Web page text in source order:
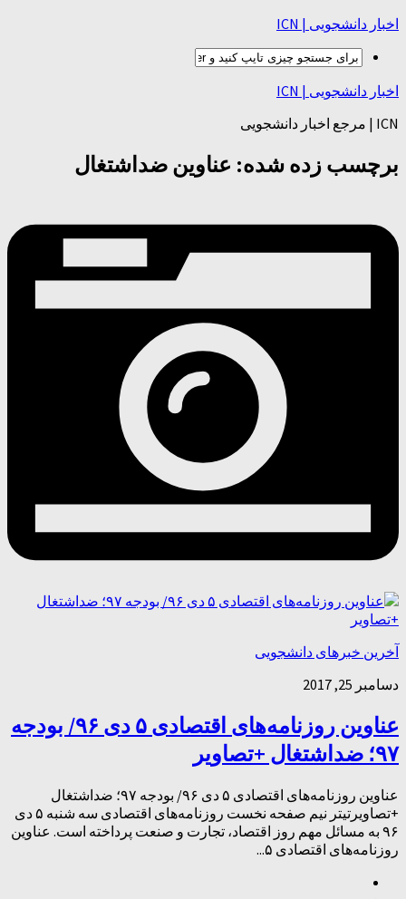
اخبار دانشجویی | ICN
اخبار دانشجویی | ICN
ICN | مرجع اخبار دانشجویی
برچسب زده شده: عناوین ضداشتغال
آخرین خبرهای دانشجویی
دسامبر 25, 2017
عناوین روزنامه‌های اقتصادی ۵ دی ۹۶/ بودجه
۹۷؛ ضداشتغال +تصاویر
عناوین روزنامه‌های اقتصادی ۵ دی ۹۶/ بودجه ۹۷؛ ضداشتغال
+تصاویرتیتر نیم صفحه نخست روزنامه‌های اقتصادی سه شنبه ۵ دی
۹۶ به مسائل مهم روز اقتصاد، تجارت و صنعت پرداخته است. عناوین
روزنامه‌های اقتصادی ۵...